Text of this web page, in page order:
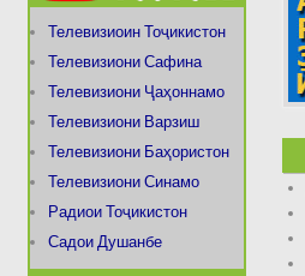
Телевизиоин Тоҷикистон
Телевизиони Сафина
Телевизиони Ҷаҳоннамо
Телевизиони Варзиш
Телевизиони Баҳористон
Телевизиони Синамо
Радиои Тоҷикистон
Садои Душанбе